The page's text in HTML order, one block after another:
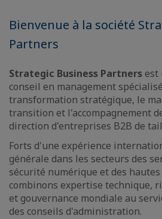
Bienvenue à la société
Partners
Strategic Business Partners est
conseil en management
transformation stratégique, le
transition et l'accompagnement
direction d'entreprises B2B de
Forts d'une expérience
générale dans les secteurs des
sécurité numérique et des
combinons expertise technique,
et gouvernance mondiale au
des conseils d'administration.